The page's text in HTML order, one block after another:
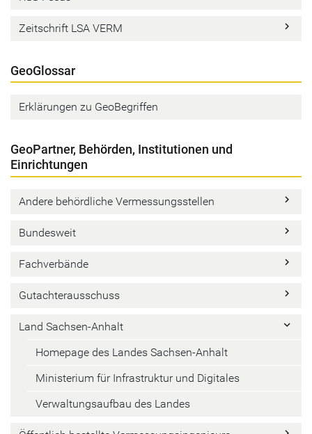
Zeitschrift LSA VERM keyboard_arrow_right
GeoGlossar
Erklärungen zu GeoBegriffen
GeoPartner, Behörden, Institutionen und
Einrichtungen
Andere behördliche Vermessungsstellen keyboard_arrow_right
Bundesweit keyboard_arrow_right
Fachverbände keyboard_arrow_right
Gutachterausschuss keyboard_arrow_right
Land Sachsen-Anhalt keyboard_arrow_right
Homepage des Landes Sachsen-Anhalt
Ministerium für Infrastruktur und Digitales
Verwaltungsaufbau des Landes